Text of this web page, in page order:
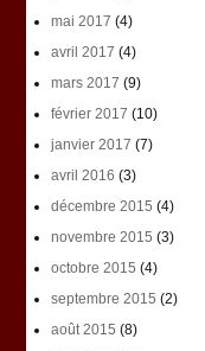
mai 2017 (4)
avril 2017 (4)
mars 2017 (9)
février 2017 (10)
janvier 2017 (7)
avril 2016 (3)
décembre 2015 (4)
novembre 2015 (3)
octobre 2015 (4)
septembre 2015 (2)
août 2015 (8)